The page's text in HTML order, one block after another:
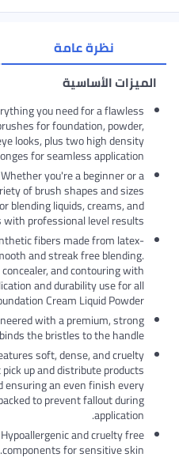
نظرة عامة
الميزات الأساسية
you need for a flawless
for foundation, powder,
looks, plus two high density
for seamless application.
you're a beginner or a
of brush shapes and sizes
blending liquids, creams, and
with professional level results.
fibers made from latex-
and streak free blending.
and contouring with
and durability use for all
Cream Liquid Powder.
with a premium, strong
the bristles to the handle.
soft, dense, and cruelty
up and distribute products
an even finish every
to prevent fallout during
application.
and cruelty free
components for sensitive skin.